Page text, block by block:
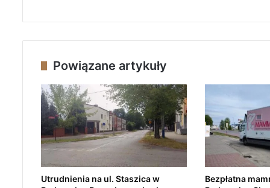
C
T
B
S
Powiązane artykuły
Utrudnienia na ul. Staszica w
Bezpłatna